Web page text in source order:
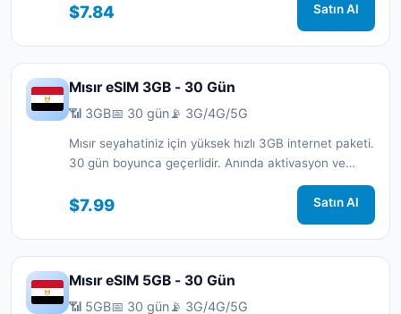
$7.84 Satın Al
Mısır eSIM 3GB - 30 Gün
📶 3GB📅 30 gün📡 3G/4G/5G
Mısır seyahatiniz için yüksek hızlı 3GB internet paketi.
30 gün boyunca geçerlidir. Anında aktivasyon ve
$7.99 Satın Al
Mısır eSIM 5GB - 30 Gün
📶 5GB📅 30 gün📡 3G/4G/5G